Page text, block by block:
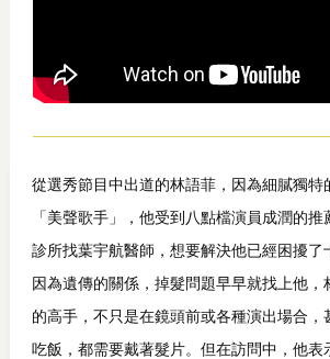
從選秀節目中出道的林語菲，因為細膩獨特
「美聲歌手」，他受到八點檔演員成潤的
診所找葉宇航醫師，想要解決他已經困擾了
因為遺傳的關係，掉髮問題早早就找上他，
的高手，不只是在鏡頭前或各種演出場合，
吃飯，都需要戴著髮片。但在訪問中，他表